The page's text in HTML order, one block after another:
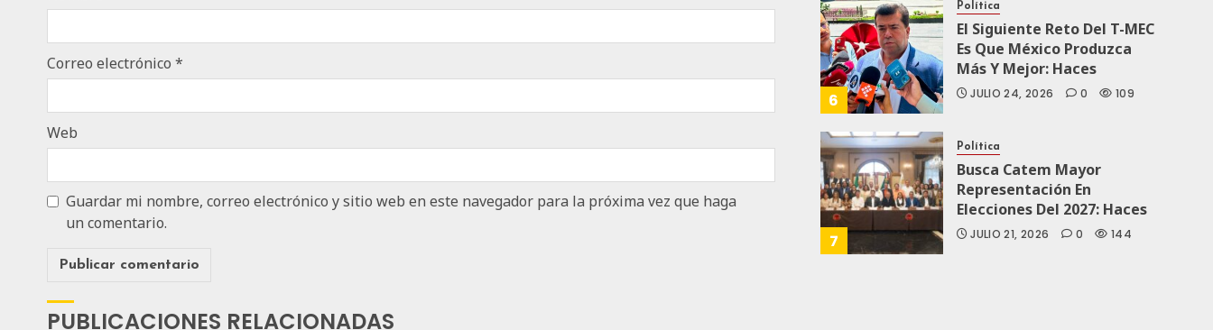
Correo electrónico *
Web
Guardar mi nombre, correo electrónico y sitio web en este navegador para la próxima vez que haga
un comentario.
PUBLICACIONES RELACIONADAS
6
Política
El Siguiente Reto Del T-MEC
Es Que México Produzca
Más Y Mejor: Haces
JULIO 24, 2026 0 109
7
Política
Busca Catem Mayor
Representación En
Elecciones Del 2027: Haces
JULIO 21, 2026 0 144